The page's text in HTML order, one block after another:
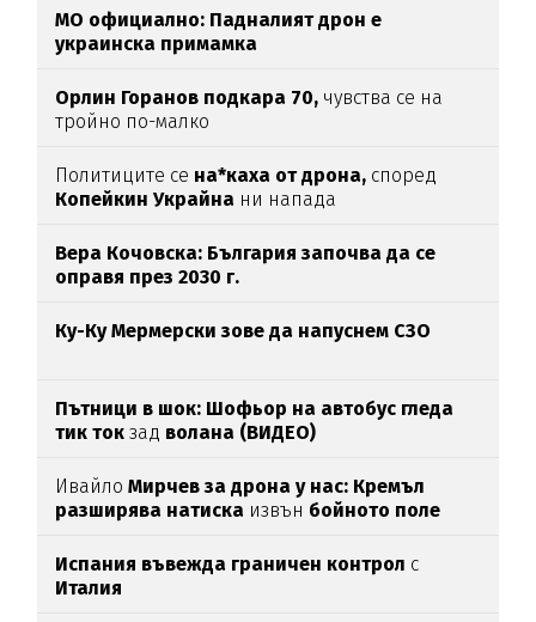
МО официално: Падналият дрон е
украинска примамка
Орлин Горанов подкара 70, чувства се на
тройно по-малко
Политиците се на*каха от дрона, според
Копейкин Украйна ни напада
Вера Кочовска: България започва да се
оправя през 2030 г.
Ку-Ку Мермерски зове да напуснем СЗО
Пътници в шок: Шофьор на автобус гледа
тик ток зад волана (ВИДЕО)
ИвайлоМирчев за дрона у нас: Кремъл
разширява натиска извън бойното поле
Испания въвежда граничен контрол с
Италия